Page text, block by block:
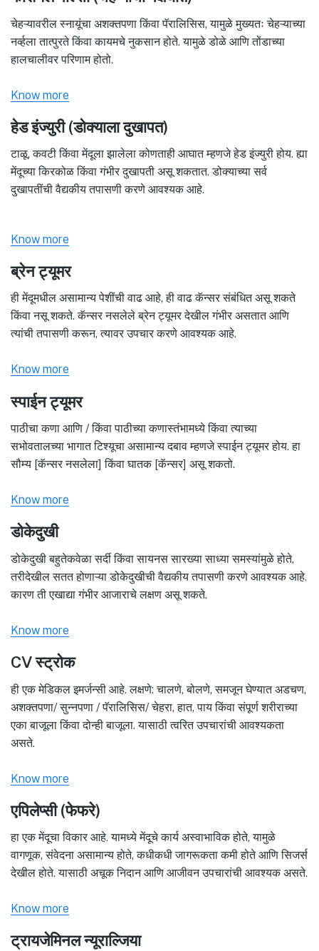
चेहऱ्यावरील स्नायूंचा अशक्तपणा किंवा पॅरालिसिस, यामुळे मुख्यतः चेहऱ्याच्या
नर्व्हला तात्पुरते किंवा कायमचे नुकसान होते. यामुळे डोळे आणि तोंडाच्या
हालचालीवर परिणाम होतो.
Know more
हेड इंज्युरी (डोक्याला दुखापत)
टाळू, कवटी किंवा मेंदूला झालेला कोणताही आघात म्हणजे हेड इंज्युरी होय. ह्या
मेंदूच्या किरकोळ किंवा गंभीर दुखापती असू शकतात. डोक्याच्या सर्व
दुखापतींची वैद्यकीय तपासणी करणे आवश्यक आहे.
Know more
ब्रेन ट्यूमर
ही मेंदूमधील असामान्य पेशींची वाढ आहे, ही वाढ कॅन्सर संबंधित असू शकते
किंवा नसू शकते. कॅन्सर नसलेले ब्रेन ट्यूमर देखील गंभीर असतात आणि
त्यांची तपासणी करून, त्यावर उपचार करणे आवश्यक आहे.
Know more
स्पाईन ट्यूमर
पाठीचा कणा आणि / किंवा पाठीच्या कणास्तंभामध्ये किंवा त्याच्या
सभोवतालच्या भागात टिश्यूचा असामान्य दबाव म्हणजे स्पाईन ट्यूमर होय. हा
सौम्य [कॅन्सर नसलेला] किंवा घातक [कॅन्सर] असू शकतो.
Know more
डोकेदुखी
डोकेदुखी बहुतेकवेळा सर्दी किंवा सायनस सारख्या साध्या समस्यांमुळे होते,
तरीदेखील सतत होणाऱ्या डोकेदुखीची वैद्यकीय तपासणी करणे आवश्यक आहे.
कारण ती एखाद्या गंभीर आजाराचे लक्षण असू शकते.
Know more
CV स्ट्रोक
ही एक मेडिकल इमर्जन्सी आहे. लक्षणे: चालणे, बोलणे, समजून घेण्यात अडचण,
अशक्तपणा/ सुन्नपणा / पॅरालिसिस/ चेहरा, हात, पाय किंवा संपूर्ण शरीराच्या
एका बाजूला किंवा दोन्ही बाजूला. यासाठी त्वरित उपचारांची आवश्यकता
असते.
Know more
एपिलेप्सी (फेफरे)
हा एक मेंदूचा विकार आहे. यामध्ये मेंदूचे कार्य अस्वाभाविक होते, यामुळे
वागणूक, संवेदना असामान्य होते, कधीकधी जागरूकता कमी होते आणि सिजर्स
देखील होते. यासाठी अचूक निदान आणि आजीवन उपचारांची आवश्यक असते.
Know more
ट्रायजेमिनल न्यूराल्जिया